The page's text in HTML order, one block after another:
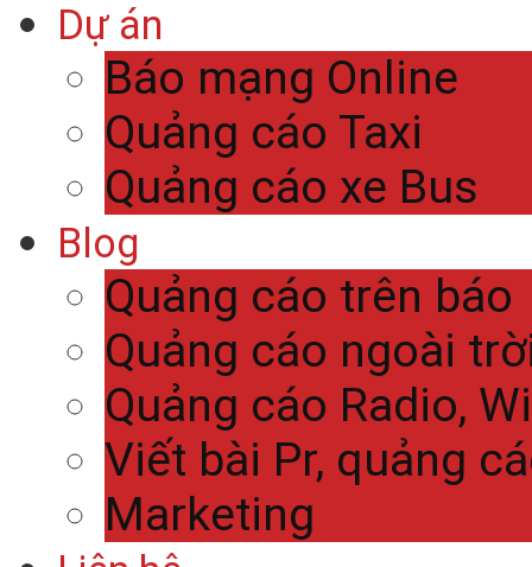
Dự án
Báo mạng Online
Quảng cáo Taxi
Quảng cáo xe Bus
Blog
Quảng cáo trên báo
Quảng cáo ngoài
Quảng cáo Radio,
Viết bài Pr, quảng
Marketing